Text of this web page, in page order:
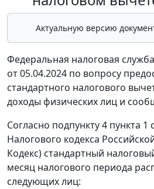
Актуальную версию
Федеральная налоговая
от 05.04.2024 по вопросу
стандартного налогового
доходы физических лиц и
Согласно подпункту 4 пункта 1
Налогового кодекса
Кодекс) стандартный
месяц налогового периода
следующих лиц: